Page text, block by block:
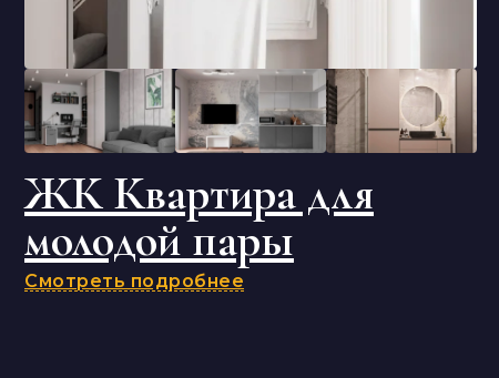
ЖК Квартира для
молодой пары
Смотреть подробнее